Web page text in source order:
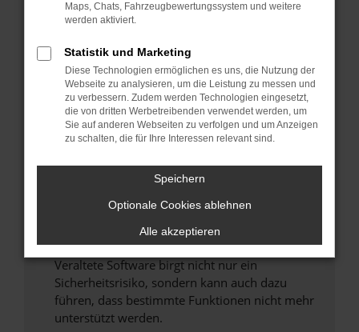
Suchmaschine?
Manche Erweiterungen, wie Werbeblocker,
können das Laden bestimmter Seiten
verhindern. Funktioniert die Seite in einem
anderen Browser oder in einem privaten
Fenster?
Das kann manchmal helfen, vorübergehende
Probleme zu beheben.
Stelle sicher, dass dein Browser und dein
Betriebssystem auf dem neuesten Stand
sind.
Veraltete Software birgt nicht nur ein
Sicherheitsrisiko, sondern kann auch dazu
führen, dass bestimmte Funktionen nicht mehr
unterstützt werden.
Maps, Chats, Fahrzeugbewertungssystem und weitere
werden aktiviert.
Statistik und Marketing
Diese Technologien ermöglichen es uns, die Nutzung der
Webseite zu analysieren, um die Leistung zu messen und
zu verbessern. Zudem werden Technologien eingesetzt,
die von dritten Werbetreibenden verwendet werden, um
Sie auf anderen Webseiten zu verfolgen und um Anzeigen
zu schalten, die für Ihre Interessen relevant sind.
Speichern
Optionale Cookies ablehnen
Alle akzeptieren